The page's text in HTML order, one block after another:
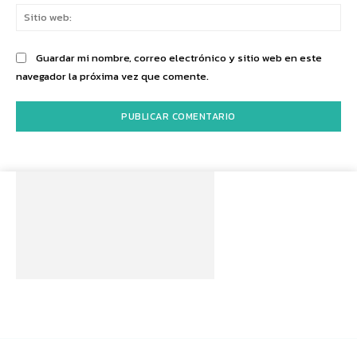
Guardar mi nombre, correo electrónico y sitio web en este
navegador la próxima vez que comente.